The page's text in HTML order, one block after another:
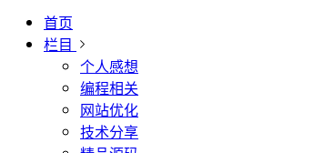
首页
栏目
个人感想
编程相关
网站优化
技术分享